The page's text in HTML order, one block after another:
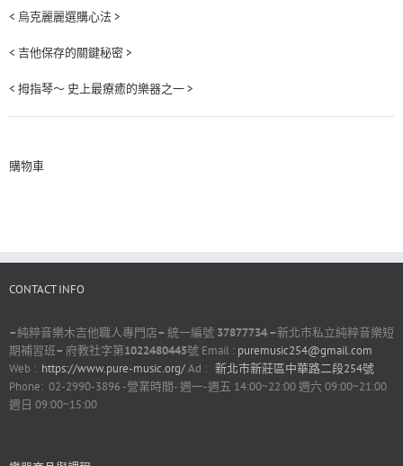
< 烏克麗麗選購心法 >
< 吉他保存的關鍵秘密 >
< 拇指琴～ 史上最療癒的樂器之一 >
購物車
CONTACT INFO
–純粹音樂木吉他職人專門店– 統一編號 37877734 –新北市私立純粹音樂短
期補習班– 府教社字第1022480445號 Email : puremusic254@gmail.com
Web : https://www.pure-music.org/Ad : 新北市新莊區中華路二段254號
Phone: 02-2990-3896 -營業時間- 週一-週五 14:00~22:00 週六 09:00~21:00
週日 09:00~15:00